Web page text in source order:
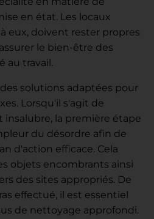
en état. Les locaux
eux, doivent rester propres
le bien-être des
au travail.
solutions adaptées pour
Lorsqu'il s'agit de
la première étape
du désordre afin de
d'action efficace. Cela
objets encombrants ainsi
des sites appropriés. De
effectué, il est essentiel
de nettoyage approfondi.